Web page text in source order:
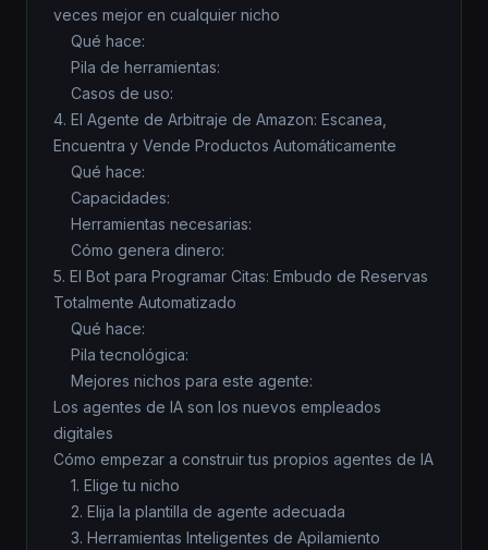
veces mejor en cualquier nicho
Qué hace:
Pila de herramientas:
Casos de uso:
4. El Agente de Arbitraje de Amazon: Escanea,
Encuentra y Vende Productos Automáticamente
Qué hace:
Capacidades:
Herramientas necesarias:
Cómo genera dinero:
5. El Bot para Programar Citas: Embudo de Reservas
Totalmente Automatizado
Qué hace:
Pila tecnológica:
Mejores nichos para este agente:
Los agentes de IA son los nuevos empleados
digitales
Cómo empezar a construir tus propios agentes de IA
1. Elige tu nicho
2. Elija la plantilla de agente adecuada
3. Herramientas Inteligentes de Apilamiento